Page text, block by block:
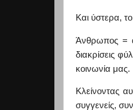
Και ύστερα,
Άνθρωπος =
διακρίσεις
κοινωνία μας.
Κλείνοντας
συγγενείς,